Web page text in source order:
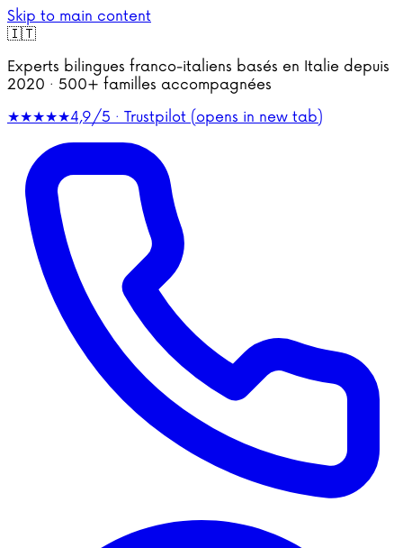
Skip to main content
🇮🇹
Experts bilingues franco-italiens basés en Italie depuis
2020 · 500+ familles accompagnées
★★★★★4,9/5 · Trustpilot (opens in new tab)